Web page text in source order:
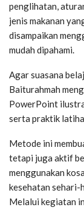
penglihatan,
jenis makanan
disampaikan
mudah dipahami.
Agar suasana
Baiturahmah
PowerPoint
serta praktik
Metode ini
tetapi juga aktif
menggunakan
kesehatan sehari-
Melalui kegiatan